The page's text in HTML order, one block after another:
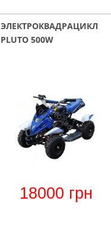
ЭЛЕКТРОКВАДРАЦИКЛ
PLUTO 500W
18000 грн